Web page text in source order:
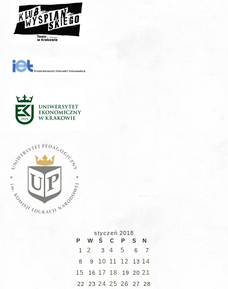
styczeń 2018
P
W Ś C P S
N
1
2 3 4 5 6
7
8
9 10 11 12 13 14
15
16 17 18 19 20 21
22 23 24 25 26 27 28